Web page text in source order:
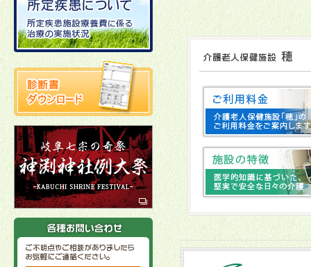
2025年10月27日
2025年10月22日
2025年10月03日
2025年10月02日
2025年09月01日